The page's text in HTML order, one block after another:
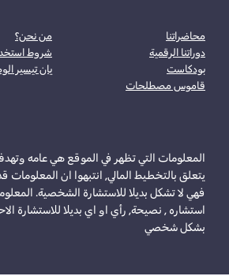
محاضراتنا
دوراتنا الرقمية
بودكاست
قاموس مصطلحات
من نحن؟
شروط
يان تيسير
المعلومات التي تظهر في الموقع هي عامه
يتعلق بالتخطيط المالي, انتبهوا ان المعلومات
فهي لا تشكل بديلا للاستشارة الشخصية.
استشاره , نصيحة, رأي او اي بديلا للاستشارة
بشكل شخصي